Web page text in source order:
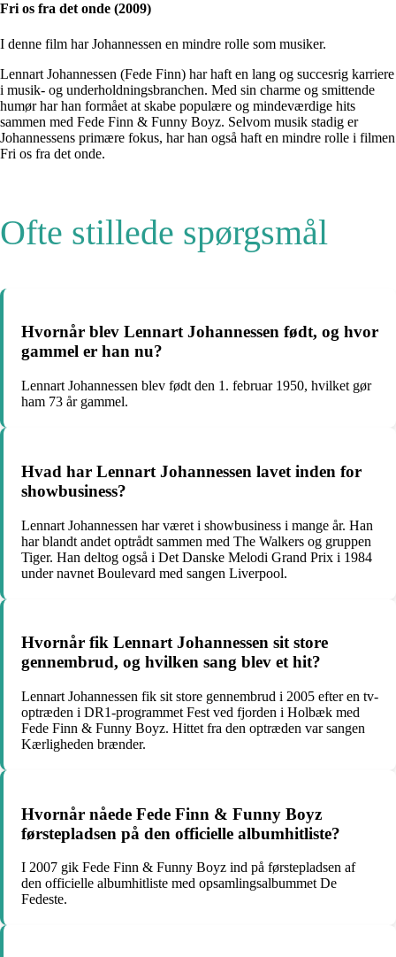
Fri os fra det onde (2009)
I denne film har Johannessen en mindre rolle som musiker.
Lennart Johannessen (Fede Finn) har haft en lang og succesrig karriere
i musik- og underholdningsbranchen. Med sin charme og smittende
humør har han formået at skabe populære og mindeværdige hits
sammen med Fede Finn & Funny Boyz. Selvom musik stadig er
Johannessens primære fokus, har han også haft en mindre rolle i filmen
Fri os fra det onde.
Ofte stillede spørgsmål
Hvornår blev Lennart Johannessen født, og hvor
gammel er han nu?
Lennart Johannessen blev født den 1. februar 1950, hvilket gør
ham 73 år gammel.
Hvad har Lennart Johannessen lavet inden for
showbusiness?
Lennart Johannessen har været i showbusiness i mange år. Han
har blandt andet optrådt sammen med The Walkers og gruppen
Tiger. Han deltog også i Det Danske Melodi Grand Prix i 1984
under navnet Boulevard med sangen Liverpool.
Hvornår fik Lennart Johannessen sit store
gennembrud, og hvilken sang blev et hit?
Lennart Johannessen fik sit store gennembrud i 2005 efter en tv-
optræden i DR1-programmet Fest ved fjorden i Holbæk med
Fede Finn & Funny Boyz. Hittet fra den optræden var sangen
Kærligheden brænder.
Hvornår nåede Fede Finn & Funny Boyz
førstepladsen på den officielle albumhitliste?
I 2007 gik Fede Finn & Funny Boyz ind på førstepladsen af
den officielle albumhitliste med opsamlingsalbummet De
Fedeste.